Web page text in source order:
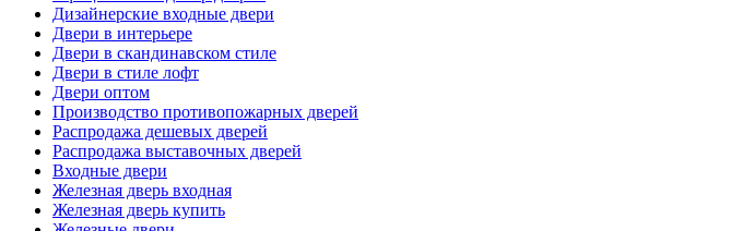
Дизайнерские входные двери
Двери в интерьере
Двери в скандинавском стиле
Двери в стиле лофт
Двери оптом
Производство противопожарных дверей
Распродажа дешевых дверей
Распродажа выставочных дверей
Входные двери
Железная дверь входная
Железная дверь купить